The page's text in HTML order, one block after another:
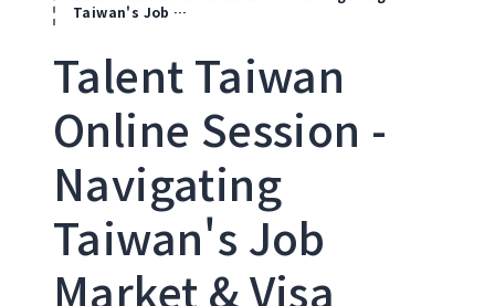
Taiwan's Job …
Talent Taiwan
Online Session -
Navigating
Taiwan's Job
Market & Visa